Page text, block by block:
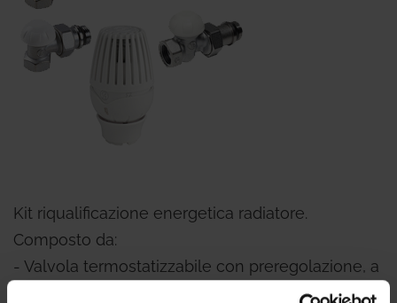
Kit riqualificazione energetica radiatore.
Composto da:
- Valvola termostatizzabile con preregolazione, a
squadra o diritta, con protezione da cantiere e